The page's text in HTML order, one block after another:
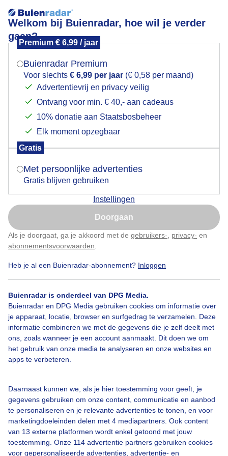
Welkom bij Buienradar, hoe wil je verder
gaan?
Premium € 6,99 / jaar
Buienradar Premium
Voor slechts € 6,99 per jaar (€ 0,58 per maand)
Advertentievrij en privacy veilig
Ontvang voor min. € 40,- aan cadeaus
10% donatie aan Staatsbosbeheer
Elk moment opzegbaar
Gratis
Met persoonlijke advertenties
Gratis blijven gebruiken
Instellingen
Doorgaan
Als je doorgaat, ga je akkoord met de gebruikers- privacy- en
abonnementsvoorwaarden
Heb je al een Buienradar-abonnement? Inloggen
Buienradar is onderdeel van DPG Media.
Buienradar en DPG Media gebruiken cookies om informatie over
je apparaat, locatie, browser en surfgedrag te verzamelen. Deze
informatie combineren we met de gegevens die je zelf deelt met
ons, zoals wanneer je een account aanmaakt. Dit doen we om
het gebruik van onze media te analyseren en onze websites en
apps te verbeteren.
Daarnaast kunnen we, als je hier toestemming voor geeft, je
gegevens gebruiken om onze content, communicatie en aanbod
te personaliseren en je relevante advertenties te tonen, en voor
marketingdoeleinden delen met 4 mediapartners. Ook content
van 13 externe platformen wordt enkel getoond met jouw
toestemming. Onze 114 advertentie partners gebruiken cookies
voor gepersonaliseerde advertenties, advertentie- en
tortelduif
Een moment geduld aub...
Populaire categorieën
Lente
Zomer
Over Buienradar
Bedrijfsgegevens
Veelgestelde vragen
Contact
Toegankelijkheid
Buienradar Team
Privacy beleid
Cookie beleid
Privacy instellingen
Mogen we je locatie gebruiken voor het
Indien je hier nog geen akkoord op hebt gegeven,
verschijnt er zo een pop-up uit je browser waarin
Is goed, toon de popup
Nu niet, misschien later
Klik hierom dit aan te passen